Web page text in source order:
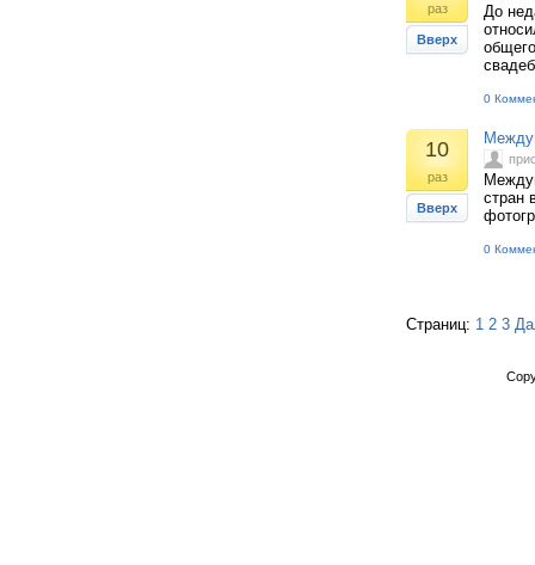
раз
Вверх
До
0
10
раз
Вверх
стран
0
Страниц: 1 2 3